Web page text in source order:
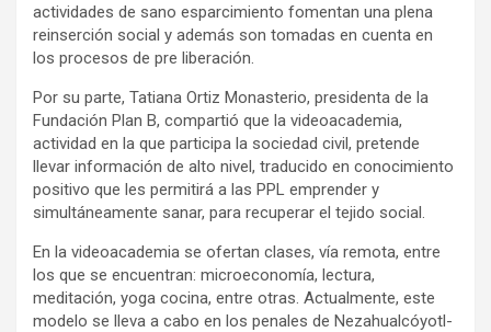
actividades de sano esparcimiento fomentan una plena
reinserción social y además son tomadas en cuenta en
los procesos de pre liberación.
Por su parte, Tatiana Ortiz Monasterio, presidenta de la
Fundación Plan B, compartió que la videoacademia,
actividad en la que participa la sociedad civil, pretende
llevar información de alto nivel, traducido en conocimiento
positivo que les permitirá a las PPL emprender y
simultáneamente sanar, para recuperar el tejido social.
En la videoacademia se ofertan clases, vía remota, entre
los que se encuentran: microeconomía, lectura,
meditación, yoga cocina, entre otras. Actualmente, este
modelo se lleva a cabo en los penales de Nezahualcóyotl-